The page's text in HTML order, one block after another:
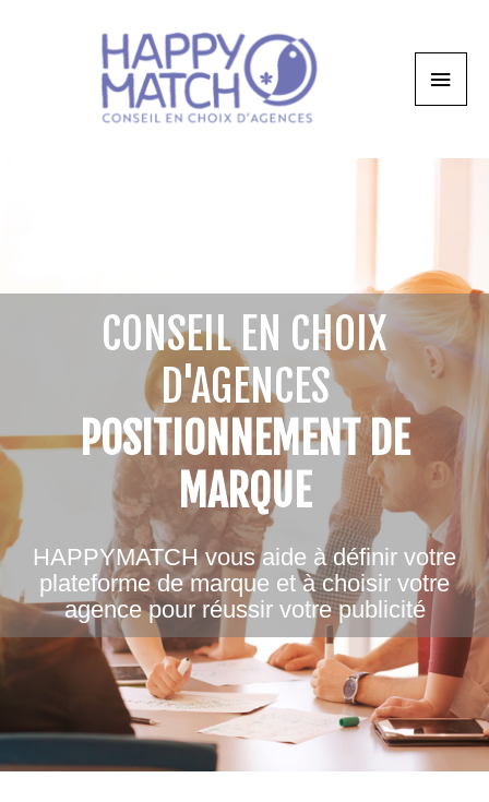
CONSEIL EN CHOIX
D'AGENCES
POSITIONNEMENT DE
MARQUE
HAPPYMATCH vous aide à définir votre
plateforme de marque et à choisir votre
agence pour réussir votre publicité